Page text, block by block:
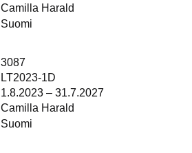
Camilla Harald
Suomi
3087
LT2023-1D
1.8.2023 – 31.7.2027
Camilla Harald
Suomi